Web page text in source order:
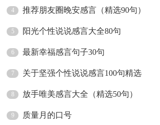
4 推荐朋友圈晚安感言（精选90句）
5 阳光个性说说感言大全80句
6 最新幸福感言句子30句
7 关于坚强个性说说感言100句精选
8 放手唯美感言大全（精选50句）
9 质量月的口号